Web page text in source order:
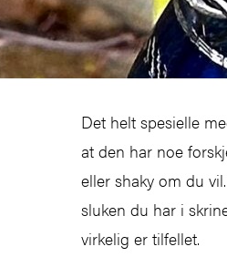
Det helt spesielle
at den har noe
eller shaky om du
sluken du har i
virkelig er tilfellet.